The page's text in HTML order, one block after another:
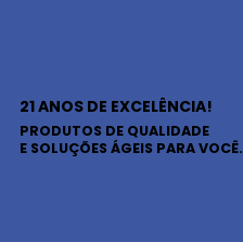
21 ANOS DE EXCELÊNCIA!
PRODUTOS DE QUALIDADE
E SOLUÇÕES ÁGEIS PARA VOCÊ.